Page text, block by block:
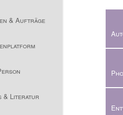
& Aufträge
& Literatur